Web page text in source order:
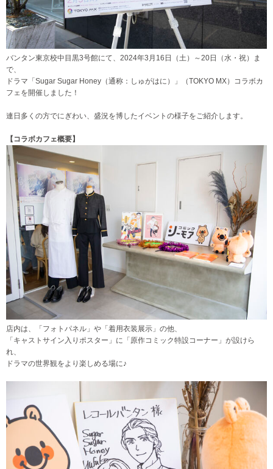
バンタン東京校中目黒3号館にて、2024年3月16日（土）～20日（水・祝）ま
で、
ドラマ「Sugar Sugar Honey（通称：しゅがはに）」（TOKYO MX）コラボカ
フェを開催しました！
連日多くの方でにぎわい、盛況を博したイベントの様子をご紹介します。
【コラボカフェ概要】
店内は、「フォトパネル」や「着用衣装展示」の他、
「キャストサイン入りポスター」に「原作コミック特設コーナー」が設けら
れ、
ドラマの世界観をより楽しめる場に♪